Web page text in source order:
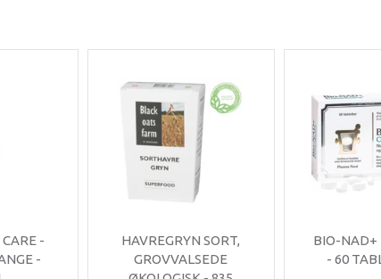
-
-
HAVREGRYN SORT,
GROVVALSEDE
BIO-NAD+
- 60